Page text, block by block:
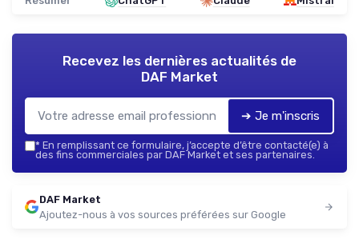
Recevez les dernières actualités de
DAF Market
➔ Je m'inscris
* En remplissant ce formulaire, j’accepte d’être contacté(e) à
des fins commerciales par DAF Market et ses partenaires.
DAF Market
Ajoutez-nous à vos sources préférées sur Google